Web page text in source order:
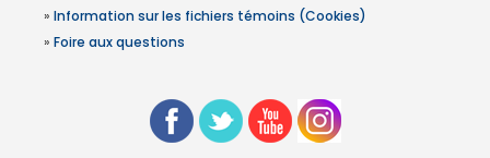
» Information sur les fichiers témoins (Cookies)
» Foire aux questions